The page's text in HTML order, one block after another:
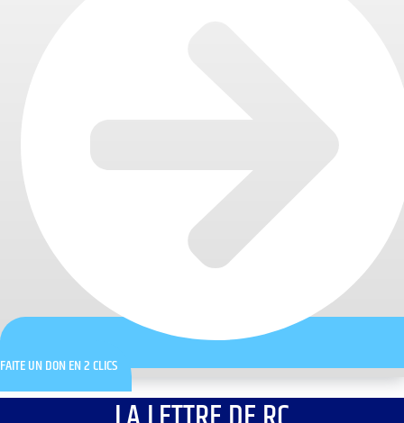
FAITE UN DON EN 2 CLICS